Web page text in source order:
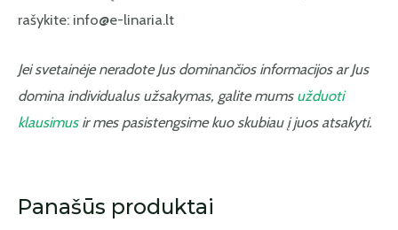
rašykite: info@e-linaria.lt
Jei svetainėje neradote Jus dominančios informacijos ar Jus
domina individualus užsakymas, galite mums užduoti
klausimusir mes pasistengsime kuo skubiau į juos atsakyti.
Panašūs produktai